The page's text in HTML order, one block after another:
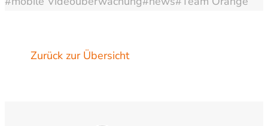
Zurück zur Übersicht